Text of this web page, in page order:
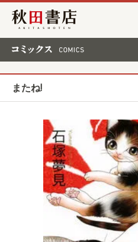
秋田書店
またね!